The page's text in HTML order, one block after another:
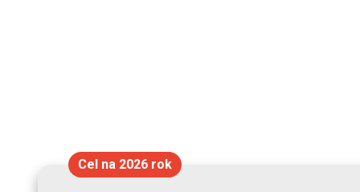
Cel na 2026 rok